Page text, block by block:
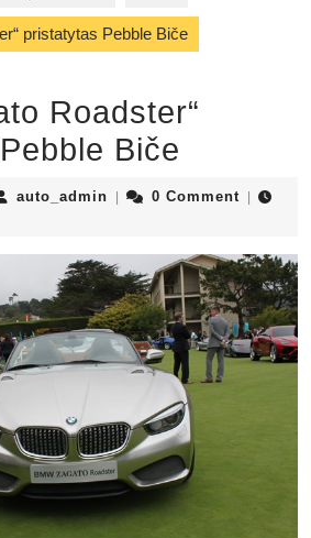
pristatytas Pebble Biče
Roadster“
Biče
auto_admin auto_admin
0 Comment